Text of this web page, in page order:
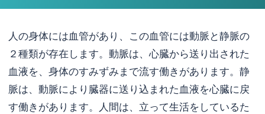
人の身体には血管があり、この血管には動脈と静脈の
２種類が存在します。動脈は、心臓から送り出された
血液を、身体のすみずみまで流す働きがあります。静
脈は、動脈により臓器に送り込まれた血液を心臓に戻
す働きがあります。人間は、立って生活をしているた